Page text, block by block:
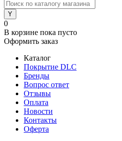
0
В корзине пока пусто
Оформить заказ
Каталог
Покрытие DLC
Бренды
Вопрос ответ
Отзывы
Оплата
Новости
Контакты
Оферта